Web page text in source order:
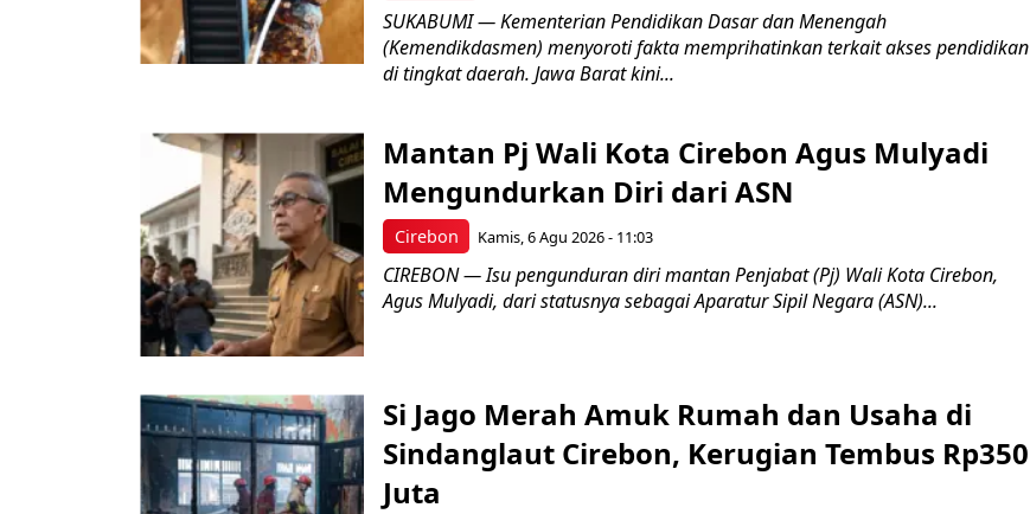
SUKABUMI — Kementerian Pendidikan Dasar dan Menengah
(Kemendikdasmen) menyoroti fakta memprihatinkan terkait akses pendidikan
di tingkat daerah. Jawa Barat kini...
Cirebon
Mantan Pj Wali Kota Cirebon Agus Mulyadi
Mengundurkan Diri dari ASN
Kamis, 6 Agu 2026 - 11:03
CIREBON — Isu pengunduran diri mantan Penjabat (Pj) Wali Kota Cirebon,
Agus Mulyadi, dari statusnya sebagai Aparatur Sipil Negara (ASN)...
Si Jago Merah Amuk Rumah dan Usaha di
Sindanglaut Cirebon, Kerugian Tembus Rp350
Juta